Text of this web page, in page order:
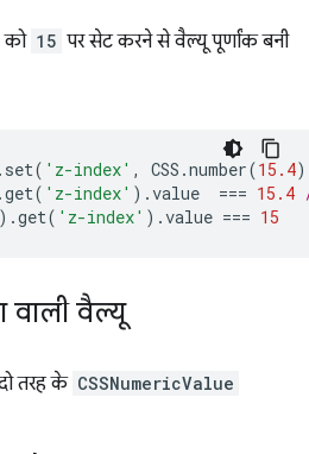
को 15 पर सेट करने से वैल्यू पूर्णांक बनी
. set( 'z-index' , CSS .number(15.4
.get( 'z-index' ).value === 15.4
get( 'z-index' ).value === 15
वैल्यू
तरह के CSSNumericValue